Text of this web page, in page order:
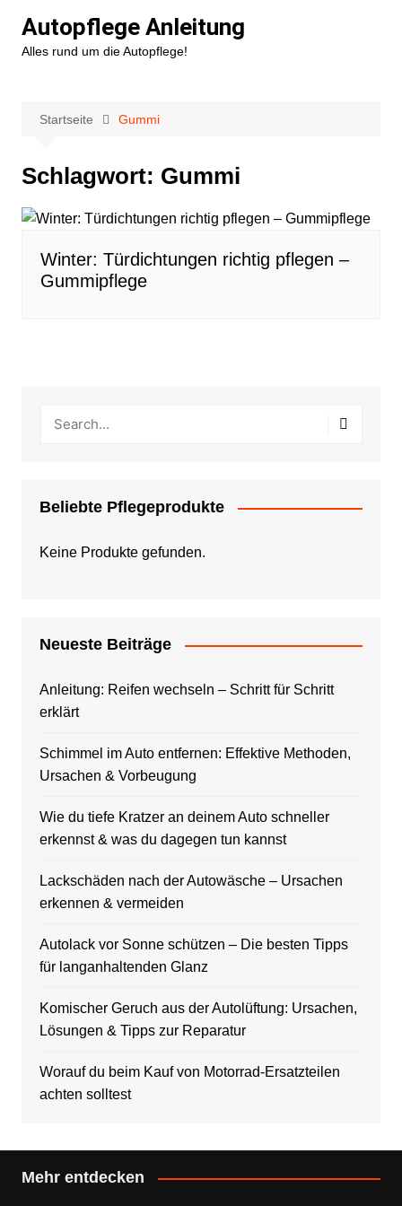
Inhalt
springen
Autopflege Anleitung
Alles rund um die Autopflege!
Startseite Gummi
Schlagwort: Gummi
Winter: Türdichtungen richtig pflegen –
Gummipflege
Beliebte Pflegeprodukte
Keine Produkte gefunden.
Neueste Beiträge
Anleitung: Reifen wechseln – Schritt für Schritt
erklärt
Schimmel im Auto entfernen: Effektive Methoden,
Ursachen & Vorbeugung
Wie du tiefe Kratzer an deinem Auto schneller
erkennst & was du dagegen tun kannst
Lackschäden nach der Autowäsche – Ursachen
erkennen & vermeiden
Autolack vor Sonne schützen – Die besten Tipps
für langanhaltenden Glanz
Komischer Geruch aus der Autolüftung: Ursachen,
Lösungen & Tipps zur Reparatur
Worauf du beim Kauf von Motorrad-Ersatzteilen
achten solltest
Mehr entdecken